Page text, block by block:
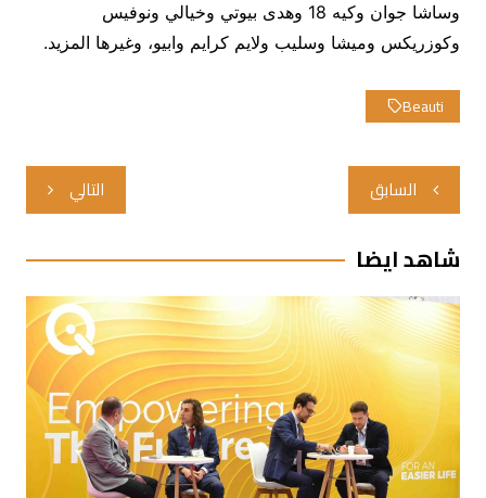
وساشا جوان وكيه 18 وهدى بيوتي وخيالي ونوفيس
وكوزريكس وميشا وسليب ولايم كرايم وابيو، وغيرها المزيد.
Beauti
تصفّح
المقالات
السابق التالي
شاهد ايضا